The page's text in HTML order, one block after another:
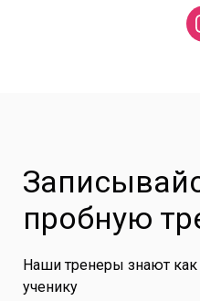
пробную
Наши тренеры знают
ученику